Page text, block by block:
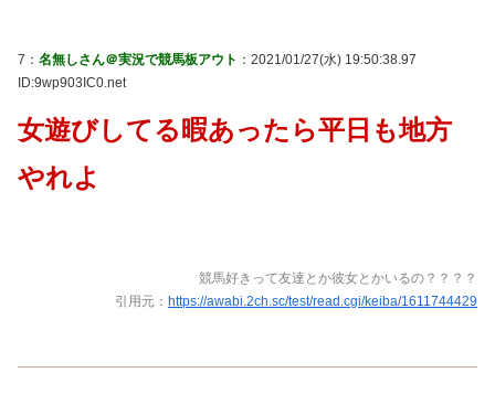
7： 名無しさん＠実況で競馬板アウト ：2021/01/27(水) 19:50:38.97
ID:9wp903IC0.net
女遊びしてる暇あったら平日も地方
やれよ
競馬好きって友達とか彼女とかいるの？？？？
引用元： https://awabi.2ch.sc/test/read.cgi/keiba/1611744429